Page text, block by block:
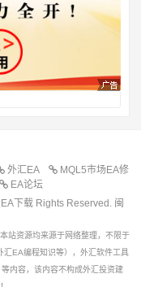
外汇EA
MQL5市场EA修
EA论坛
下载 Rights Reserved. 闽
站资源均来源于网络整理，不限于
汇EA编程知识等），外汇软件工具
内容，该内容不构成外汇投资建